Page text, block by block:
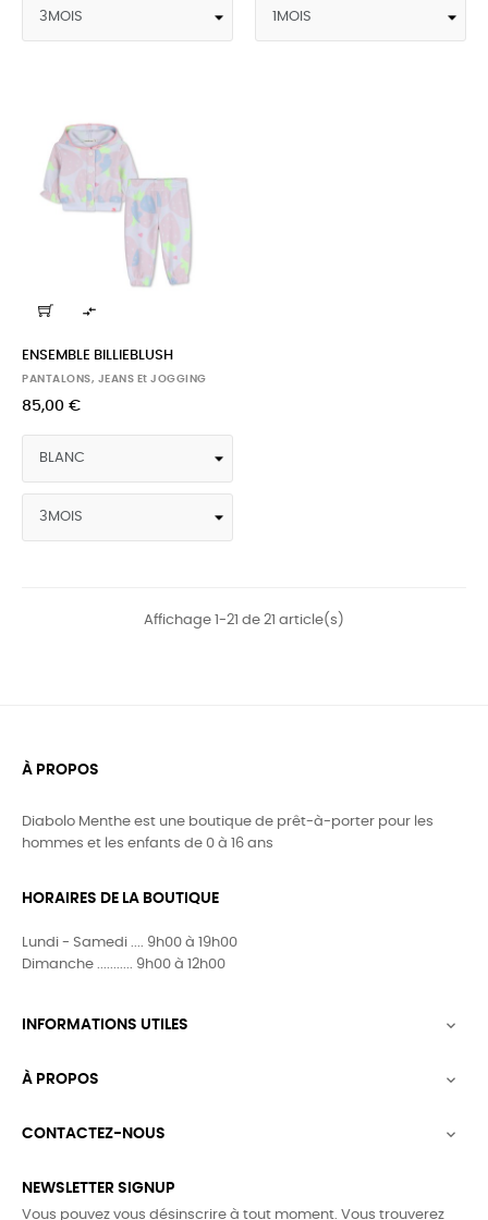

ENSEMBLE BILLIEBLUSH
PANTALONS, JEANS Et JOGGING
85,00 €
Affichage 1-21 de 21 article(s)
À PROPOS
Diabolo Menthe est une boutique de prêt-à-porter pour les
hommes et les enfants de 0 à 16 ans
HORAIRES DE LA BOUTIQUE
Lundi - Samedi .... 9h00 à 19h00
Dimanche ........... 9h00 à 12h00
INFORMATIONS UTILES 
À PROPOS 
CONTACTEZ-NOUS 
NEWSLETTER SIGNUP
Vous pouvez vous désinscrire à tout moment. Vous trouverez